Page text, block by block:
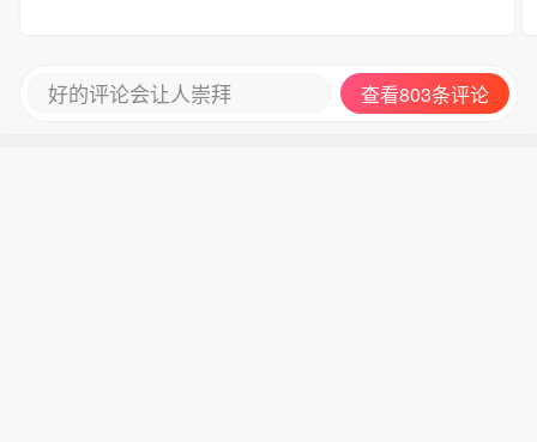
好的评论会让人崇拜 查看803条评论